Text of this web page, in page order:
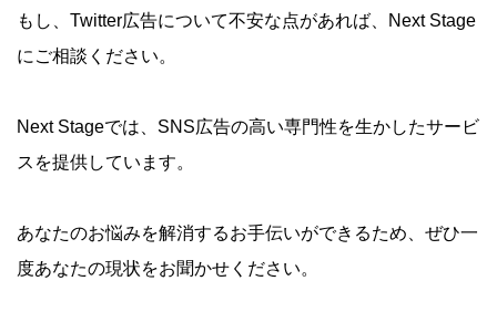
もし、Twitter広告について不安な点があれば、Next Stage
にご相談ください。
Next Stageでは、SNS広告の高い専門性を生かしたサービ
スを提供しています。
あなたのお悩みを解消するお手伝いができるため、ぜひ一
度あなたの現状をお聞かせください。